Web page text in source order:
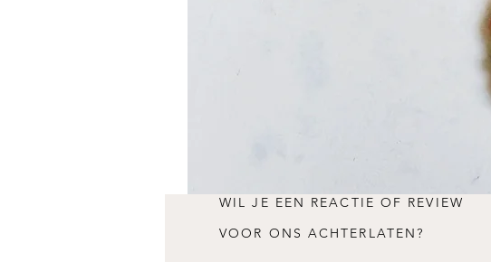
WIL JE EEN REACTIE OF REVIEW
VOOR ONS ACHTERLATEN?